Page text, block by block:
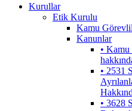
Kurullar
Etik Kurulu
Kamu
Kanunlar
•
• 2531
• 3628